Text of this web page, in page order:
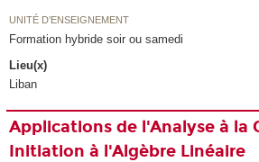
UNITÉ D’ENSEIGNEMENT
Formation hybride soir ou samedi
Lieu(x)
Liban
Applications de l'Analyse à la
Initiation à l'Algèbre Linéaire